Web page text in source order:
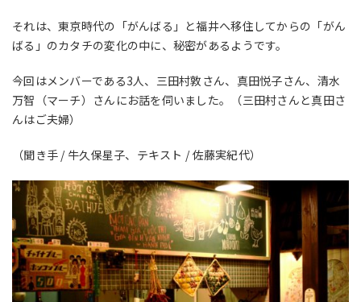
それは、東京時代の「がんばる」と福井へ移住してからの「がん
ばる」のカタチの変化の中に、秘密があるようです。
今回はメンバーである3人、三田村敦さん、真田悦子さん、清水
万智（マーチ）さんにお話を伺いました。（三田村さんと真田さ
んはご夫婦）
（聞き手 / 牛久保星子、テキスト / 佐藤実紀代）